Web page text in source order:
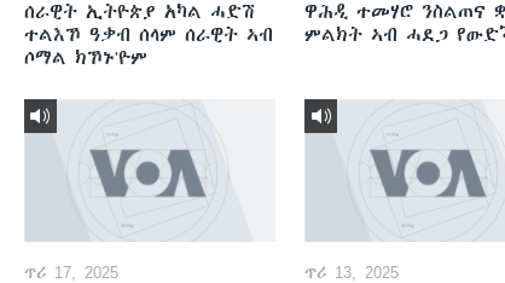
ሰራዊት ኢትዮጵያ አካል ሓድሽ
ተልእኾ ዓቃብ ሰላም ሰራዊት ኣብ
ሶማል ክኾኑ'ዮም
ዋሕዲ ተመሃሮ ንስልጠና
ምልክት ኣብ ሓደጋ
ጥሪ 17, 2025 ጥሪ 13, 2025